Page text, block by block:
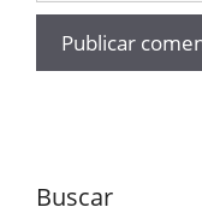
Buscar